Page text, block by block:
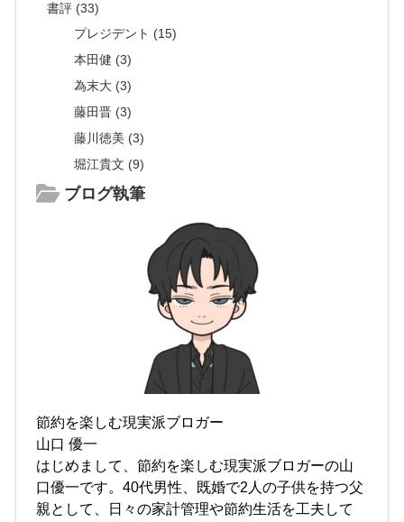
書評 (33)
プレジデント (15)
本田健 (3)
為末大 (3)
藤田晋 (3)
藤川徳美 (3)
堀江貴文 (9)
ブログ執筆
節約を楽しむ現実派ブロガー
山口 優一
はじめまして、節約を楽しむ現実派ブロガーの山
口優一です。40代男性、既婚で2人の子供を持つ父
親として、日々の家計管理や節約生活を工夫して